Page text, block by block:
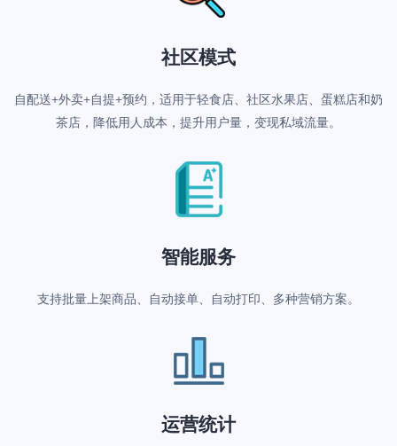
社区模式
自配送+外卖+自提+预约，适用于轻食店、社区水果店、蛋糕店和奶
茶店，降低用人成本，提升用户量，变现私域流量。
智能服务
支持批量上架商品、自动接单、自动打印、多种营销方案。
运营统计